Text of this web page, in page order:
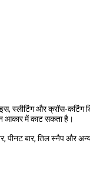
स्लीटिंग और क्रॉस-कटिंग
आकार में काट सकता है।
पीनट बार, तिल स्नैप और